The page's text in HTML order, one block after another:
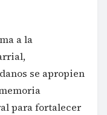
a la
se apropien
para fortalecer